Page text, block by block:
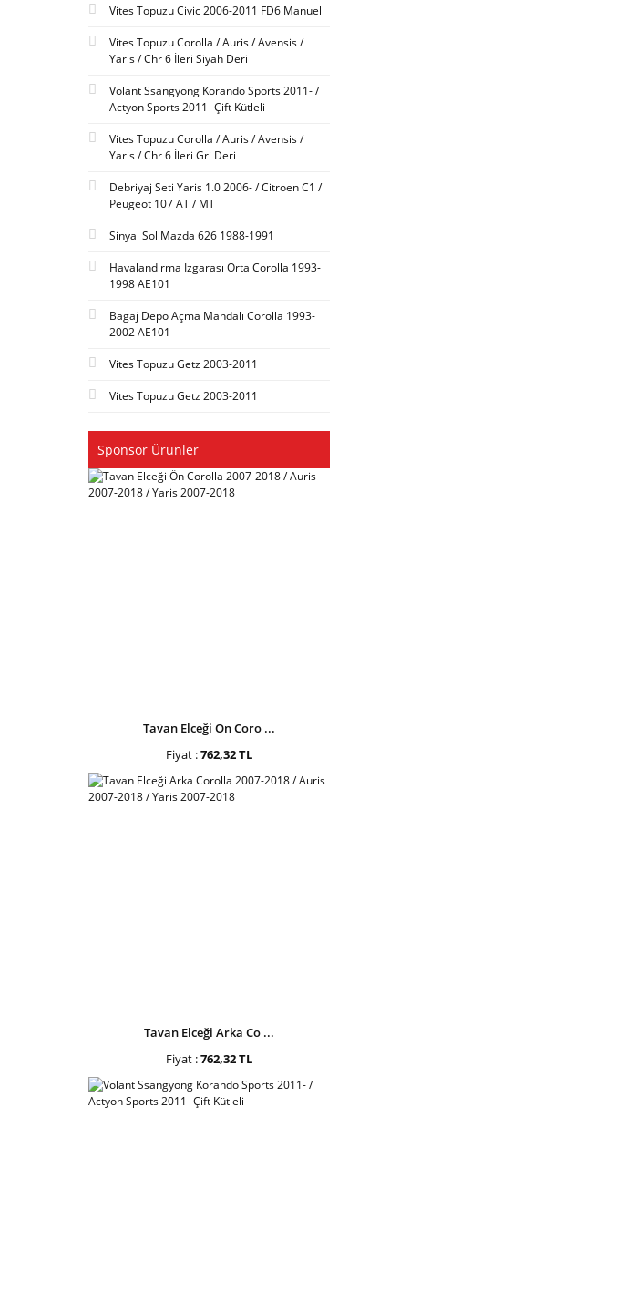
Vites Topuzu Civic 2006-2011 FD6 Manuel
Vites Topuzu Corolla / Auris / Avensis /
Yaris / Chr 6 İleri Siyah Deri
Volant Ssangyong Korando Sports 2011- /
Actyon Sports 2011- Çift Kütleli
Vites Topuzu Corolla / Auris / Avensis /
Yaris / Chr 6 İleri Gri Deri
Debriyaj Seti Yaris 1.0 2006- / Citroen C1 /
Peugeot 107 AT / MT
Sinyal Sol Mazda 626 1988-1991
Havalandırma Izgarası Orta Corolla 1993-
1998 AE101
Bagaj Depo Açma Mandalı Corolla 1993-
2002 AE101
Vites Topuzu Getz 2003-2011
Vites Topuzu Getz 2003-2011
Sponsor Ürünler
Tavan Elceği Ön Coro ...
Fiyat :762,32 TL
Tavan Elceği Arka Co ...
Fiyat :762,32 TL